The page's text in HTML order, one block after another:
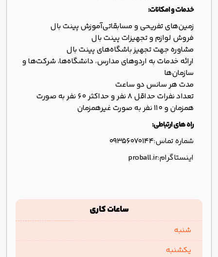
خدمات و امکانات:
زمین‌های تفریحی و مسابقاتیآموزش پینت بال
فروش لوازم و تجهیزات پینت بال
مشاوره جهت تجهیز باشگاه‌های پینت بال
ارائه خدمات به اردوهای مدارس، دانشگاه‌ها، شرکت‌ها و
سازمان‌ها
مدت هر سانس دو ساعت
تعداد نفرات حداقل 8 نفر و حداکثر 60 نفر به صورت
همزمان و 110 نفر به صورت غیرهمزمان
راه های ارتباطی:
شماره تماس:09356070144
اینستاگرام:proball.ir
ساعات کاری
شنبه
یکشنبه